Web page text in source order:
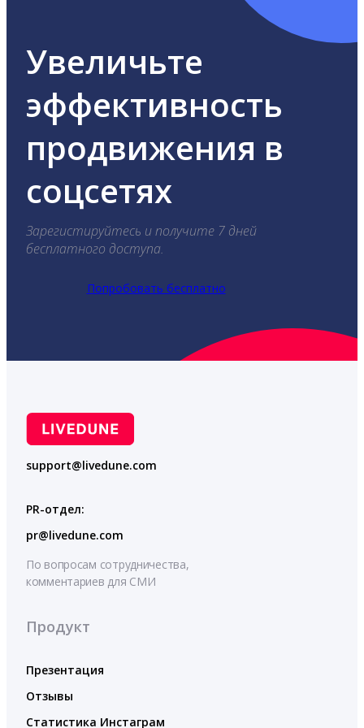
Увеличьте
эффективность
продвижения в
соцсетях
Зарегистируйтесь и получите 7 дней
бесплатного доступа.
Попробовать бесплатно
support@livedune.com
PR-отдел:
pr@livedune.com
По вопросам сотрудничества,
комментариев для СМИ
Продукт
Презентация
Отзывы
Статистика Инстаграм